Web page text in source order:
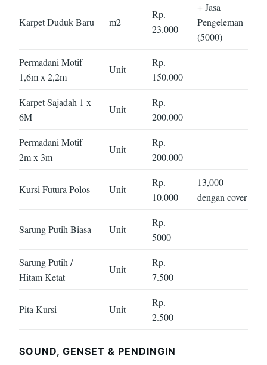
Karpet Duduk Baru m2
Rp.
23.000
+ Jasa
Pengeleman
(5000)
Permadani Motif
1,6m x 2,2m
Unit
Rp.
150.000
Karpet Sajadah 1 x
6M
Unit
Rp.
200.000
Permadani Motif
2m x 3m
Unit
Rp.
200.000
Kursi Futura Polos Unit
Rp.
10.000
13,000
dengan cover
Sarung Putih Biasa Unit
Rp.
5000
Sarung Putih /
Hitam Ketat
Unit
Rp.
7.500
Pita Kursi Unit
Rp.
2.500
SOUND, GENSET & PENDINGIN